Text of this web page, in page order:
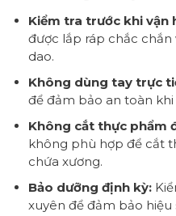
Kiểm tra trước khi vận
được lắp ráp chắc
dao.
Không dùng tay trực
để đảm bảo an toàn khi
Không cắt thực phẩm
không phù hợp để cắt
chứa xương.
Bảo dưỡng định kỳ:
xuyên để đảm bảo